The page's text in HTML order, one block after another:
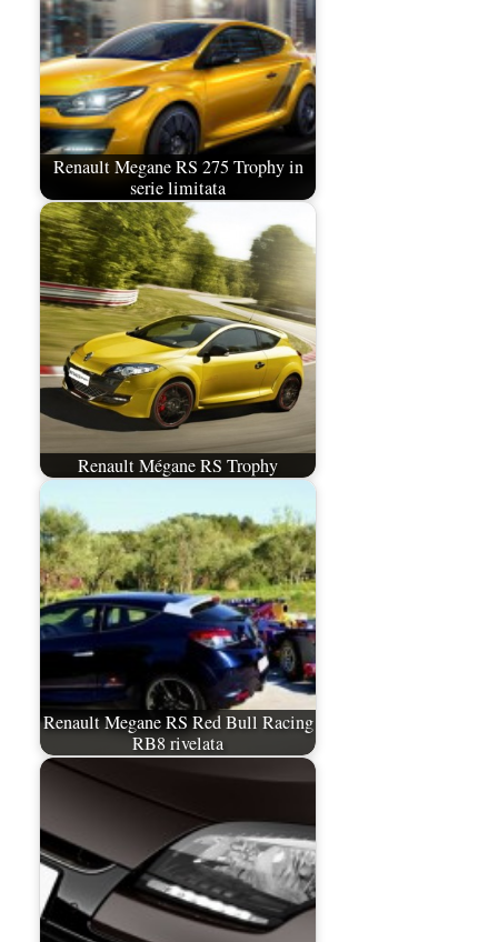
Renault Megane RS 275 Trophy in
serie limitata
Renault Mégane RS Trophy
Renault Megane RS Red Bull Racing
RB8 rivelata